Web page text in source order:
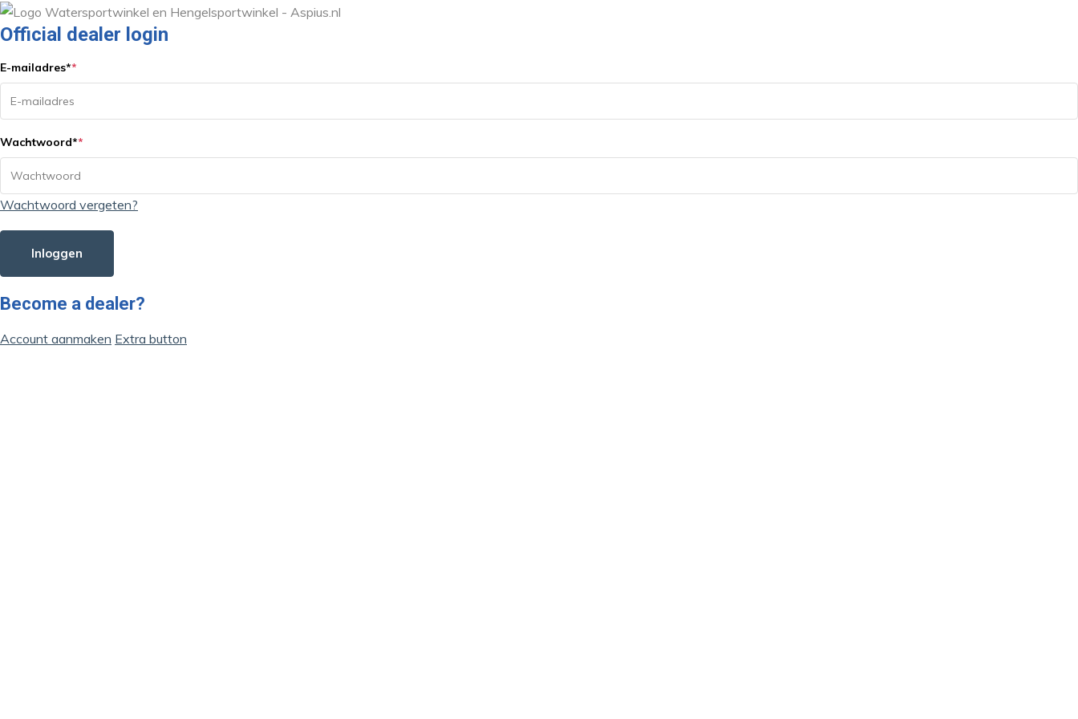
Official dealer login
E-mailadres**
Wachtwoord**
Wachtwoord vergeten?
Inloggen
Become a dealer?
Account aanmaken Extra button